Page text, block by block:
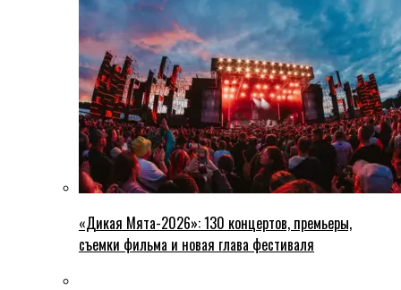
«Дикая Мята-2026»: 130 концертов, премьеры,
съемки фильма и новая глава фестиваля